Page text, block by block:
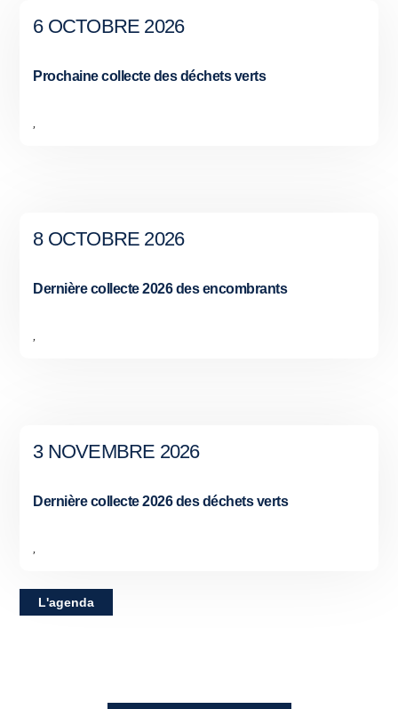
6 OCTOBRE 2026
Prochaine collecte des déchets verts
8 OCTOBRE 2026
Dernière collecte 2026 des encombrants
3 NOVEMBRE 2026
Dernière collecte 2026 des déchets verts
L'agenda